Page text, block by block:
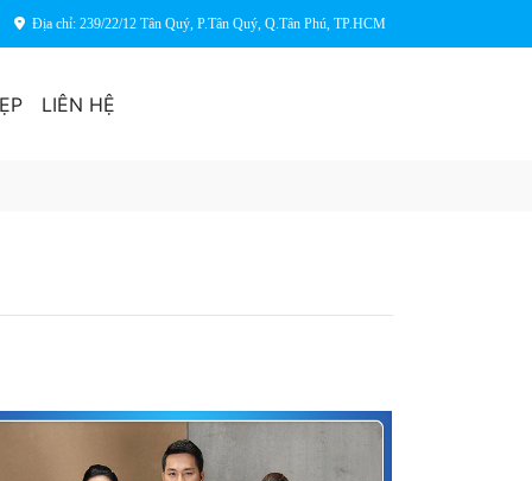
Địa chỉ: 239/22/12 Tân Quý, P.Tân Quý, Q.Tân Phú, TP.HCM
LIÊN HỆ